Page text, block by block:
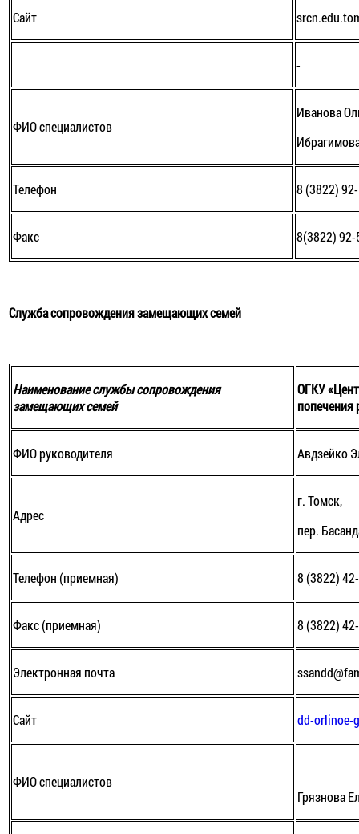
Сайт
-
ФИО специалистов
Иванова
Телефон 8 (3822)
Факс 8(3822)
Служба сопровождения замещающих семей
Наименование службы сопровождения
замещающих семей
ОГКУ
попечения
ФИО руководителя Авдзейко
Адрес
г. Томск,
пер.
Телефон (приемная) 8 (3822)
Факс (приемная) 8 (3822)
Электронная почта
Сайт dd-orlinoe-
ФИО специалистов
Грязнова